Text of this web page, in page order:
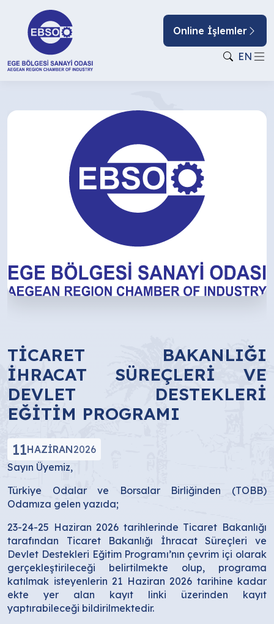
Online İşlemler
EN
TİCARET BAKANLIĞI
İHRACAT SÜREÇLERİ VE
DEVLET DESTEKLERİ
EĞİTİM PROGRAMI
11HAZIRAN2026
Sayın Üyemiz,
Türkiye Odalar ve Borsalar Birliğinden (TOBB)
Odamıza gelen yazıda;
23-24-25 Haziran 2026 tarihlerinde Ticaret Bakanlığı
tarafından Ticaret Bakanlığı İhracat Süreçleri ve
Devlet Destekleri Eğitim Programı’nın çevrim içi olarak
gerçekleştirileceği belirtilmekte olup, programa
katılmak isteyenlerin 21 Haziran 2026 tarihine kadar
ekte yer alan kayıt linki üzerinden kayıt
yaptırabileceği bildirilmektedir.